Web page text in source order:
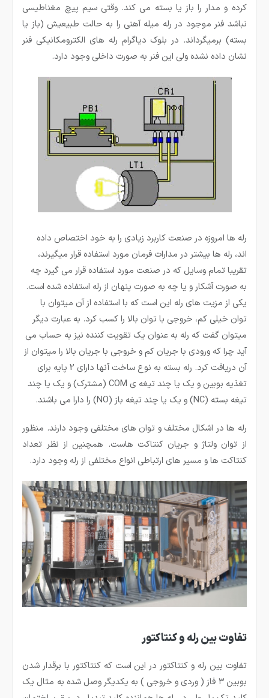
کرده و مدار را باز یا بسته می کند. وقتی سیم پیچ مغناطیسی
نباشد فنر موجود در رله میله آهنی را به حالت طبیعیش (باز یا
بسته) برمیگرداند. در بلوک دیاگرام رله های الکترومکانیکی فنر
نشان داده نشده ولی این فنر به صورت داخلی وجود دارد.
رله ها امروزه در صنعت کاربرد زیادی را به خود اختصاص داده
اند، رله ­ها بیشتر در مدارات فرمان مورد استفاده قرار می­گیرند،
تقریبا تمام وسایل که در صنعت مورد استفاده قرار می گیرد چه
به صورت آشکار و یا چه به صورت پنهان از رله استفاده شده است.
یکی از مزیت­ های رله این است که با استفاده از آن میتوان با
توان خیلی کم، خروجی با توان بالا را کسب کرد. به عبارت دیگر
می­توان گفت که رله به عنوان یک تقویت کننده نیز به حساب می
آید چرا که ورودی با جریان کم و خروجی با جریان بالا را میتوان از
آن دریافت کرد. رله بسته به نوع ساخت آنها دارای 2 پایه برای
تغذیه بوبین و یک یا چند تیغه ی COM (مشترک) و یک یا چند
تیغه بسته (NC) و یک یا چند تیغه باز (NO) را دارا می باشند.
رله ها در اشکال مختلف و توان های مختلفی وجود دارند. منظور
از توان ولتاژ و جریان کنتاکت هاست. همچنین از نظر تعداد
کنتاکت ها و مسیر های ارتباطی انواع مختلفی از رله وجود دارد.
تفاوت بین رله و کنتاکتور
تفاوت بین رله و کنتاکتور در این است که کنتاکتور با برقدار شدن
بوبین ۳ فاز ( وردی و خروجی ) به یکدیگر وصل شده به مثال یک